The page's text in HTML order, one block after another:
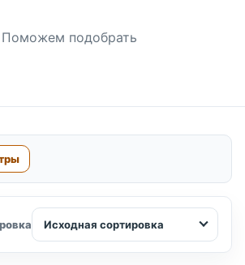
Поможем подобрать
Исходная сортировка